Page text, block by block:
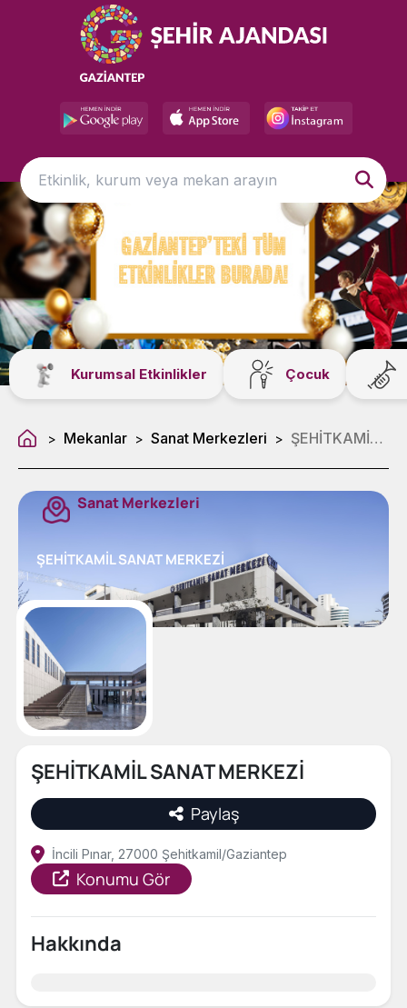
Kurumsal Etkinlikler Çocuk
> Mekanlar > Sanat Merkezleri > ŞEHİTKAMİL SANAT MERKEZİ
Sanat Merkezleri
ŞEHİTKAMİL SANAT MERKEZİ
ŞEHİTKAMİL SANAT MERKEZİ
Paylaş
İncili Pınar, 27000 Şehitkamil/Gaziantep
Konumu Gör
Hakkında